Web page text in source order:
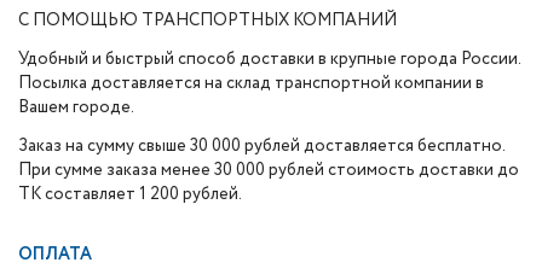
С ПОМОЩЬЮ ТРАНСПОРТНЫХ КОМПАНИЙ
Удобный и быстрый способ доставки в крупные города России.
Посылка доставляется на склад транспортной компании в
Вашем городе.
Заказ на сумму свыше 30 000 рублей доставляется бесплатно.
При сумме заказа менее 30 000 рублей стоимость доставки до
ТК составляет 1 200 рублей.
ОПЛАТА